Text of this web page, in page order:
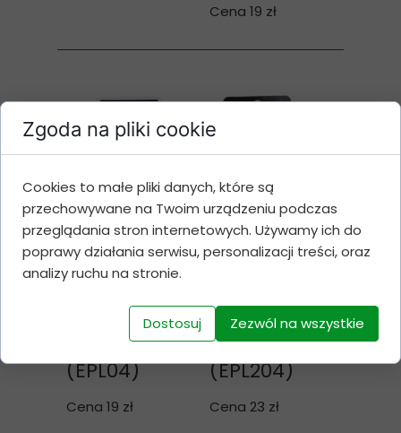
Cena 19 zł
Żarówki
C5W 39mm
3x SMD 5050
CANBUS
(EPL04)
Cena 19 zł
Żarówki
12x SMD 4014
CANBUS
6000K
(EPL204)
Cena 23 zł
Zgoda na pliki cookie
Cookies to małe pliki danych, które są
przechowywane na Twoim urządzeniu podczas
przeglądania stron internetowych. Używamy ich do
poprawy działania serwisu, personalizacji treści, oraz
analizy ruchu na stronie.
Dostosuj Zezwól na wszystkie